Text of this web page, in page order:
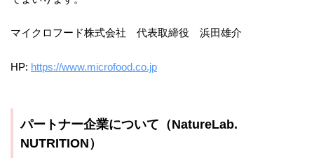
マイクロフード株式会社 代表取締役 浜田雄介
HP: https://www.microfood.co.jp
パートナー企業について（NatureLab.
NUTRITION）